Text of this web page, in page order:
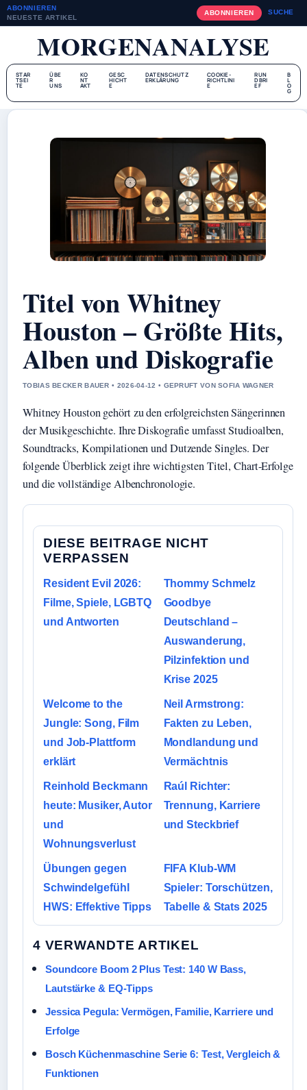
ABONNIEREN
NEUESTE ARTIKEL
ABONNIEREN SUCHE
MORGENANALYSE
STAR
TSEI
TE
ÜBE
R
UNS
KO
NT
AKT
GESC
HICHT
E
DATENSCHUTZ
ERKLÄRUNG
COOKIE-
RICHTLINI
E
RUN
DBRI
EF
B
L
O
G
Titel von Whitney
Houston – Größte Hits,
Alben und Diskografie
TOBIAS BECKER BAUER • 2026-04-12 • GEPRUFT VON SOFIA WAGNER
Whitney Houston gehört zu den erfolgreichsten Sängerinnen
der Musikgeschichte. Ihre Diskografie umfasst Studioalben,
Soundtracks, Kompilationen und Dutzende Singles. Der
folgende Überblick zeigt ihre wichtigsten Titel, Chart-Erfolge
und die vollständige Albenchronologie.
DIESE BEITRAGE NICHT
VERPASSEN
Resident Evil 2026:
Filme, Spiele, LGBTQ
und Antworten
Thommy Schmelz
Goodbye
Deutschland –
Auswanderung,
Pilzinfektion und
Krise 2025
Welcome to the
Jungle: Song, Film
und Job-Plattform
erklärt
Neil Armstrong:
Fakten zu Leben,
Mondlandung und
Vermächtnis
Reinhold Beckmann
heute: Musiker, Autor
und
Wohnungsverlust
Raúl Richter:
Trennung, Karriere
und Steckbrief
Übungen gegen
Schwindelgefühl
HWS: Effektive Tipps
FIFA Klub-WM
Spieler: Torschützen,
Tabelle & Stats 2025
4 VERWANDTE ARTIKEL
Soundcore Boom 2 Plus Test: 140 W Bass,
Lautstärke & EQ-Tipps
Jessica Pegula: Vermögen, Familie, Karriere und
Erfolge
Bosch Küchenmaschine Serie 6: Test, Vergleich &
Funktionen